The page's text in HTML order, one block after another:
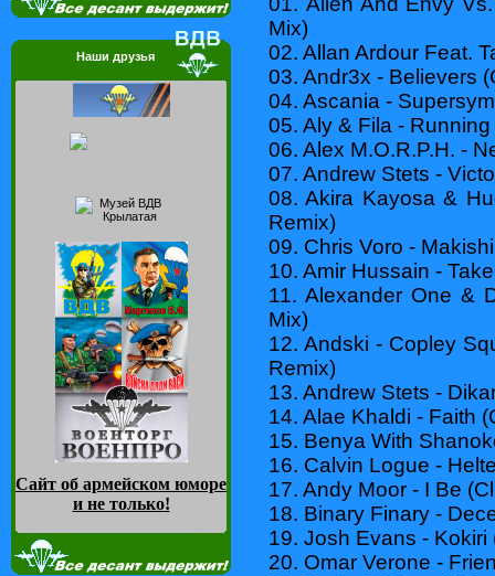
Наши друзья
Сайт об армейском юморе
и не только!
Mix)
02. Allan Ardour Feat.
03. Andr3x - Believers
04. Ascania -
05. Aly & Fila -
06. Alex M.O.R.P.H. -
07. Andrew Stets -
08. Akira Kayosa &
Remix)
09. Chris Voro -
10. Amir Hussain -
11. Alexander One &
Mix)
12. Andski - Copley
Remix)
13. Andrew Stets -
14. Alae Khaldi - Faith
15. Benya With
16. Calvin Logue -
17. Andy Moor - I Be
18. Binary Finary -
19. Josh Evans - Kokiri
20. Omar Verone -